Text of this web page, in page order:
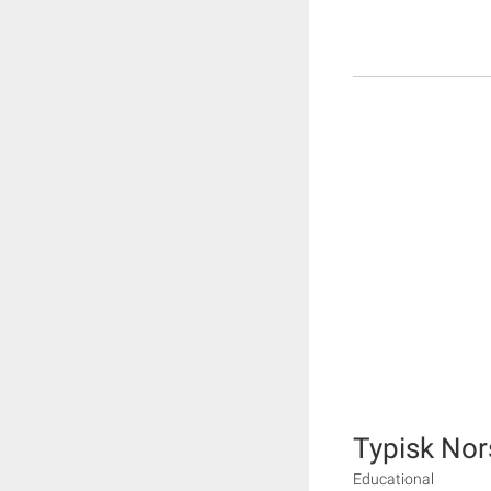
Typisk
Educational